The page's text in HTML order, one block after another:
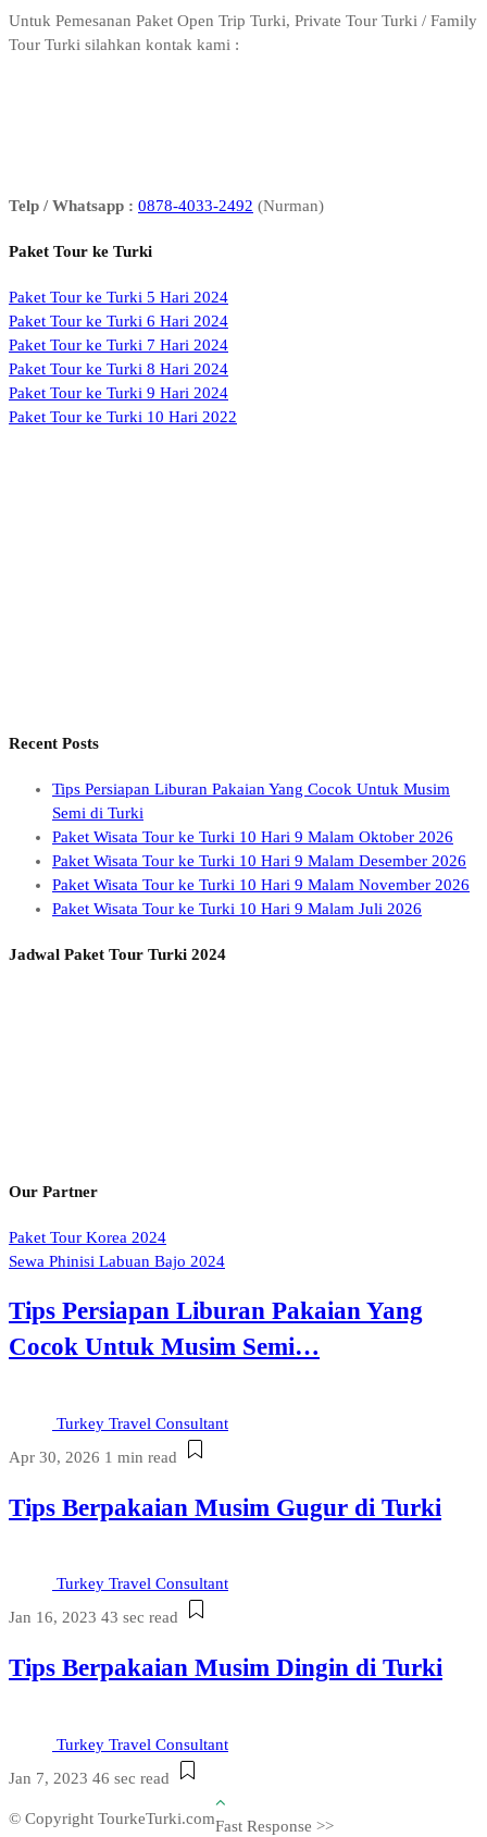
Untuk Pemesanan Paket Open Trip Turki, Private Tour Turki / Family
Tour Turki silahkan kontak kami :
Telp / Whatsapp : 0878-4033-2492 (Nurman)
Paket Tour ke Turki
Paket Tour ke Turki 5 Hari 2024
Paket Tour ke Turki 6 Hari 2024
Paket Tour ke Turki 7 Hari 2024
Paket Tour ke Turki 8 Hari 2024
Paket Tour ke Turki 9 Hari 2024
Paket Tour ke Turki 10 Hari 2022
Recent Posts
Tips Persiapan Liburan Pakaian Yang Cocok Untuk Musim
Semi di Turki
Paket Wisata Tour ke Turki 10 Hari 9 Malam Oktober 2026
Paket Wisata Tour ke Turki 10 Hari 9 Malam Desember 2026
Paket Wisata Tour ke Turki 10 Hari 9 Malam November 2026
Paket Wisata Tour ke Turki 10 Hari 9 Malam Juli 2026
Jadwal Paket Tour Turki 2024
Our Partner
Paket Tour Korea 2024
Sewa Phinisi Labuan Bajo 2024
Tips Persiapan Liburan Pakaian Yang
Cocok Untuk Musim Semi…
Turkey Travel Consultant
Apr 30, 2026 1 min read
Tips Berpakaian Musim Gugur di Turki
Turkey Travel Consultant
Jan 16, 2023 43 sec read
Tips Berpakaian Musim Dingin di Turki
Turkey Travel Consultant
Jan 7, 2023 46 sec read
© Copyright TourkeTurki.comFast Response >>